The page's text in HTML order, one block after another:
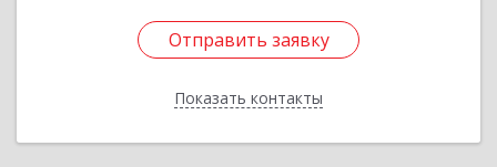
Отправить заявку
Показать контакты
Отправить заявку
Назад